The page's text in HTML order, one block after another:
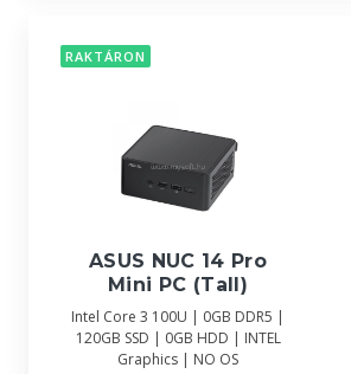
RAKTÁRON
ASUS NUC 14 Pro
Mini PC (Tall)
Intel Core 3 100U | 0GB DDR5 |
120GB SSD | 0GB HDD | INTEL
Graphics | NO OS